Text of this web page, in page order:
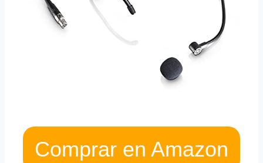
Comprar en Amazon